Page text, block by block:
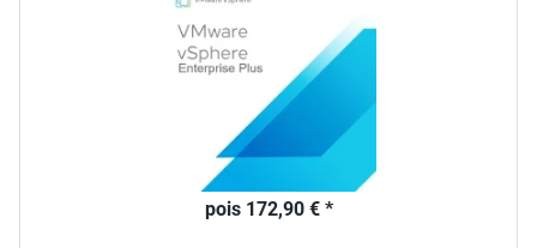
pois 172,90 € *